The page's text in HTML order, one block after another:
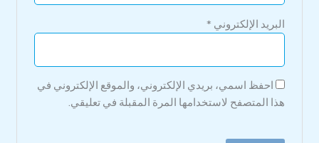
البريد الإلكتروني *
احفظ اسمي، بريدي الإلكتروني، والموقع الإلكتروني في
هذا المتصفح لاستخدامها المرة المقبلة في تعليقي.